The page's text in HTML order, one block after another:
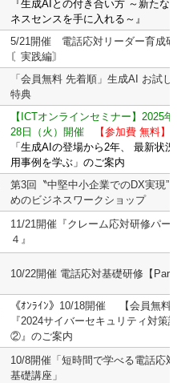
『生成AIとの付き合い方 ～新たな
ネスセンスを手に入れる～』
5/21開催 電話応対リーダー育成
〘実践編〙
「会員無料 先着順」生成AI お試し
特典
【ICTオンラインセミナー】2025年
28日（火）開催
【参加費 無料】
「生成AIの登場から2年、 最新状
用事例を学ぶ」のご案内
第3回〝中堅中小企業でのDX実現”
めのビジネスワークショップ
11/21開催『クレーム応対研修パー
４』
10/22開催 電話応対基礎研修【
《ｵﾝﾗｲﾝ》10/18開催 【会員無料
『2024サイバーセキュリティ対策
②』のご案内
10/8開催「短時間で学べる電話応
基礎講座」